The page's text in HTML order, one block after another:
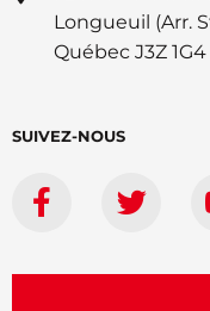
Longueuil (Arr.
Québec J3Z 1G4
SUIVEZ-NOUS